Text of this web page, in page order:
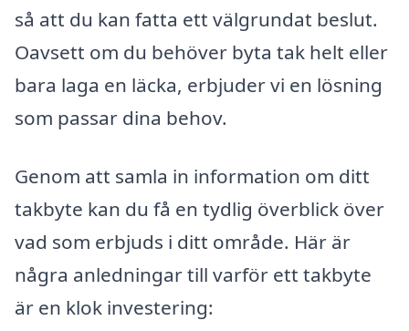
så att du kan fatta ett välgrundat beslut.
Oavsett om du behöver byta tak helt eller
bara laga en läcka, erbjuder vi en lösning
som passar dina behov.
Genom att samla in information om ditt
takbyte kan du få en tydlig överblick över
vad som erbjuds i ditt område. Här är
några anledningar till varför ett takbyte
är en klok investering: